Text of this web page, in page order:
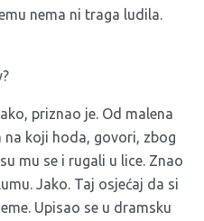
nema ni traga ludila.
priznao je. Od malena
na koji hoda, govori, zbog
mu se i rugali u lice. Znao
Jako. Taj osjećaj da si
Upisao se u dramsku